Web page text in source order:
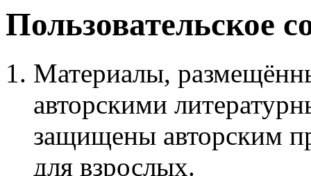
Пользовательское
Материалы,
авторскими
защищены авторским
для взрослых.